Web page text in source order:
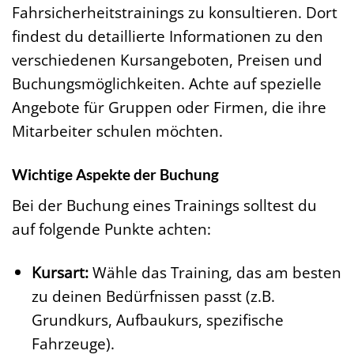
Fahrsicherheitstrainings zu konsultieren. Dort
findest du detaillierte Informationen zu den
verschiedenen Kursangeboten, Preisen und
Buchungsmöglichkeiten. Achte auf spezielle
Angebote für Gruppen oder Firmen, die ihre
Mitarbeiter schulen möchten.
Wichtige Aspekte der Buchung
Bei der Buchung eines Trainings solltest du
auf folgende Punkte achten:
Kursart:Wähle das Training, das am besten
zu deinen Bedürfnissen passt (z.B.
Grundkurs, Aufbaukurs, spezifische
Fahrzeuge).